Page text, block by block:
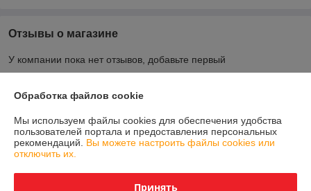
Отзывы о магазине
У компании пока нет отзывов, добавьте первый
О нас
Контакты
Обработка файлов cookie
Мы используем файлы cookies для обеспечения удобства
пользователей портала и предоставления персональных
рекомендаций. Вы можете настроить файлы cookies или
отключить их.
Принять